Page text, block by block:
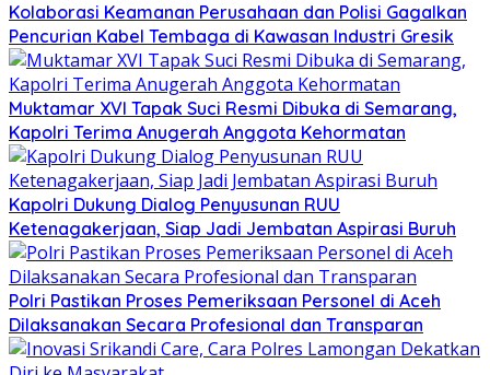
Kolaborasi Keamanan Perusahaan dan Polisi Gagalkan
Pencurian Kabel Tembaga di Kawasan Industri Gresik
Muktamar XVI Tapak Suci Resmi Dibuka di Semarang,
Kapolri Terima Anugerah Anggota Kehormatan
Kapolri Dukung Dialog Penyusunan RUU
Ketenagakerjaan, Siap Jadi Jembatan Aspirasi Buruh
Polri Pastikan Proses Pemeriksaan Personel di Aceh
Dilaksanakan Secara Profesional dan Transparan